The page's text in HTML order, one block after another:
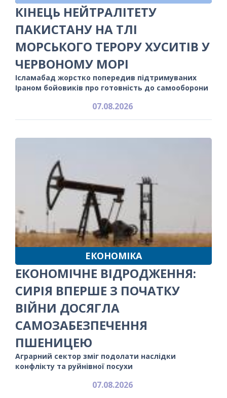
КІНЕЦЬ НЕЙТРАЛІТЕТУ
ПАКИСТАНУ НА ТЛІ
МОРСЬКОГО ТЕРОРУ ХУСИТІВ У
ЧЕРВОНОМУ МОРІ
Ісламабад жорстко попередив підтримуваних
Іраном бойовиків про готовність до самооборони
07.08.2026
ЕКОНОМІКА
ЕКОНОМІЧНЕ ВІДРОДЖЕННЯ:
СИРІЯ ВПЕРШЕ З ПОЧАТКУ
ВІЙНИ ДОСЯГЛА
САМОЗАБЕЗПЕЧЕННЯ
ПШЕНИЦЕЮ
Аграрний сектор зміг подолати наслідки
конфлікту та руйнівної посухи
07.08.2026